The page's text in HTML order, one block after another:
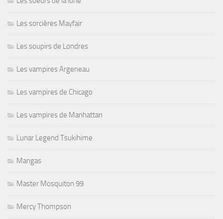
Les sorcières Mayfair
Les soupirs de Londres
Les vampires Argeneau
Les vampires de Chicago
Les vampires de Manhattan
Lunar Legend Tsukihime
Mangas
Master Mosquiton 99
Mercy Thompson